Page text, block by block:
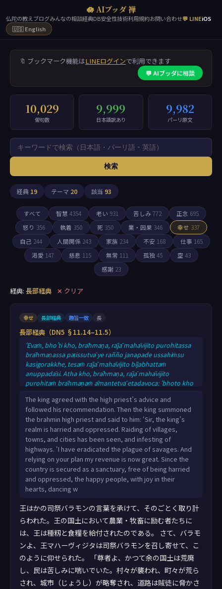
🪷 AIブッダ 禅
仏陀の教え ブログみんなの相談経典DB安全性技術利用規約お問い合わせ💬 LINEiOS
🇺🇸 English
🔖 ブックマーク機能はLINEログインで利用できます
💬 AIブッダに相談
10,029
偈句数
9,999
日本語訳あり
9,982
パーリ原文
検索
経典 19 テーマ 20 該当 93
すべて 智慧 4354 老い 931 苦しみ 772 正念 695
怒り 356 執着 350 死 350 業・因果 346 幸せ 337
自己 244 人間関係 243 家族 234 不安 168 仕事 165
渇愛 147 慈悲 115 無常 111 孤独 45 空 43
感謝 23
経典: 長部経典 ✕ クリア
幸せ 長部経典 趣旨一致 長
長部経典（DN5 §11.14–11.5）
‘Evaṁ, bho’ti kho, brāhmaṇa, rājā mahāvijito purohitassa
brāhmaṇassa paṭissutvā ye rañño janapade ussahiṁsu
kasigorakkhe, tesaṁ rājā mahāvijito bījabhattaṁ
anuppadāsi. Atha kho, brāhmaṇa, rājā mahāvijito
purohitaṁ brāhmaṇaṁ āmantetvā etadavoca: ‘bhoto kho
dissanti, nigamaghātāpi dissanti, nagaraghātāpi dissanti,
panthaduhanāpi dissanti. ‘samūhato kho me bhoto
dassukhīlo, bhoto saṁvidhānaṁ āgamma mahā ca me
rāsiko. Khemaṭṭhitā janapadā akaṇṭakā anupp
The king agreed with the high priest’s advice and
followed his recommendation. Then the king summoned
the brahmin high priest and said to him: ‘Sir, the king’s
realm is harried and oppressed. Raiding of villages,
towns, and cities has been seen, and infesting of
highways. ‘I have eradicated the plague of savages. And
relying on your plan my revenue is now great. Since the
country is secured as a sanctuary, free of being harried
and oppressed, the happy people, with joy in their
hearts, dancing w
王はかの司祭バラモンの言葉を承けて、そのごとく取り計
らわれた。王の国土において農業・牧畜に励む者たちに
は、王は種籾と食糧を給付されたのである。 さて、バラモ
ンよ、王マハーヴィジタは司祭バラモンを召し寄せて、こ
のように仰せられた。 「尊者よ、かつて余の国土は荒廃
し、民は苦しみに喘いでいた。村々が襲われ、町々が荒ら
され、城市（じょうし）が略奪され、道路は賊徒に脅かさ